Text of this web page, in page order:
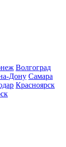
Волгоград
Дону Самара
Красноярск